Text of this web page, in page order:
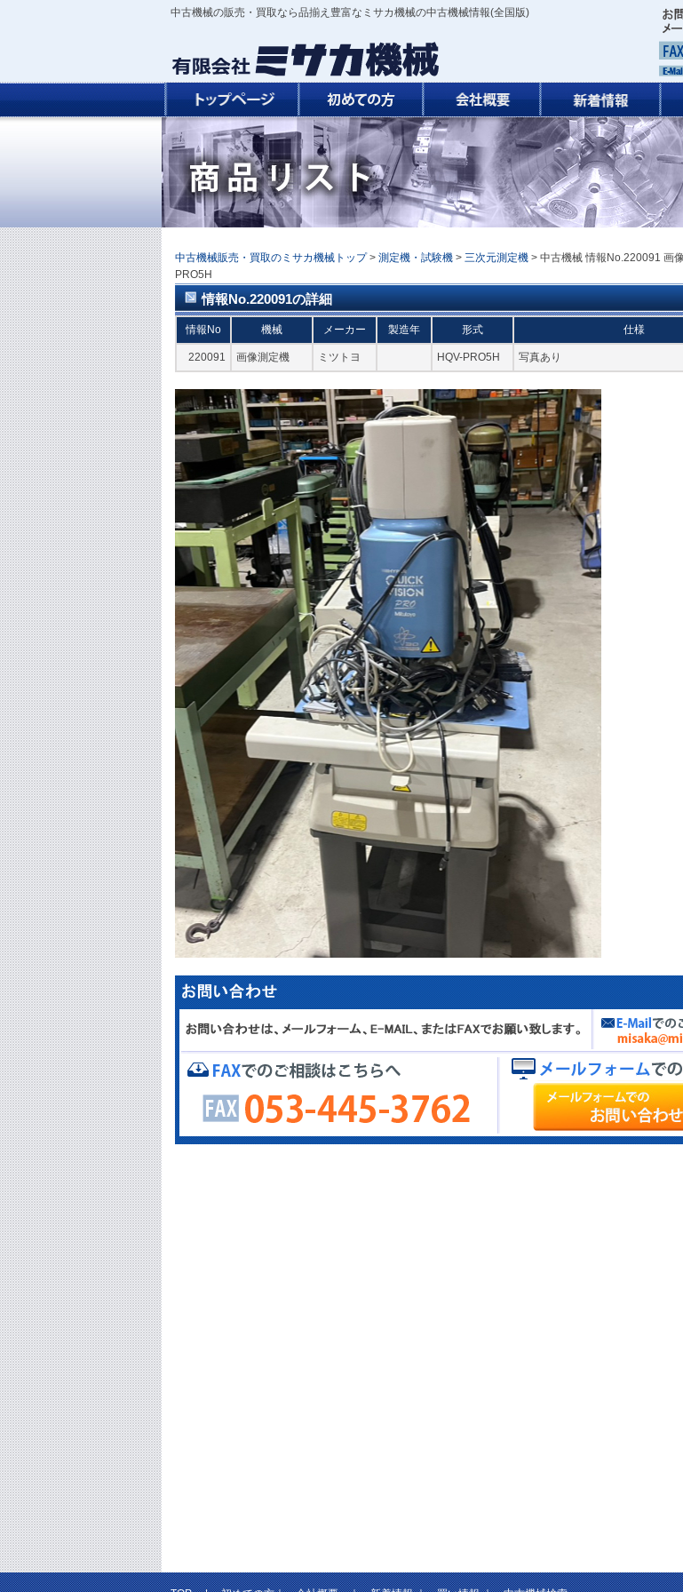
中古機械の販売・買取なら品揃え豊富なミサカ機械の中古機械情報(全国版)
中古機械販売・買取のミサカ機械トップ > 測定機・試験機 > 三次元測定機 > 中古機械 情報No.220091 画
PRO5H
情報No.220091の詳細
情報No 機械 メーカー 製造年 形式 仕様
220091 画像測定機 ミツトヨ HQV-PRO5H 写真あり